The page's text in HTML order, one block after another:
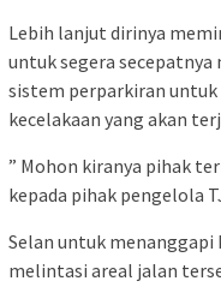
Lebih lanjut dirinya
untuk segera
sistem perparkiran
kecelakaan yang akan
” Mohon kiranya pihak
kepada pihak pengelola
Selan untuk menanggapi
melintasi areal jalan